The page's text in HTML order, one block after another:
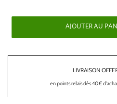
AJOUTER AU
LIVRAISON
en points relais dès 40€